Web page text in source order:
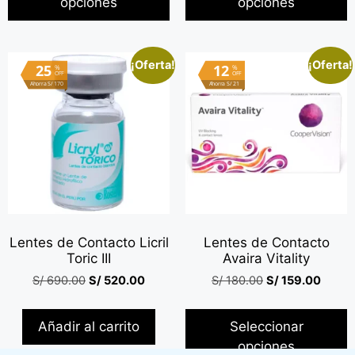
¡Oferta!
%
OFF
25
Ahorra S/ 170
Lentes de Contacto Licril
Toric III
S/690.00 S/ 520.00
Añadir al carrito
¡Oferta!
%
OFF
12
Ahorra S/ 21
Lentes de Contacto
Avaira Vitality
S/180.00 S/159.00
Seleccionar
opciones